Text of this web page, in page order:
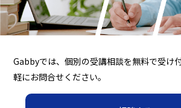
Gabbyでは、個別の受講相談を無料で受け
軽にお問合せください。